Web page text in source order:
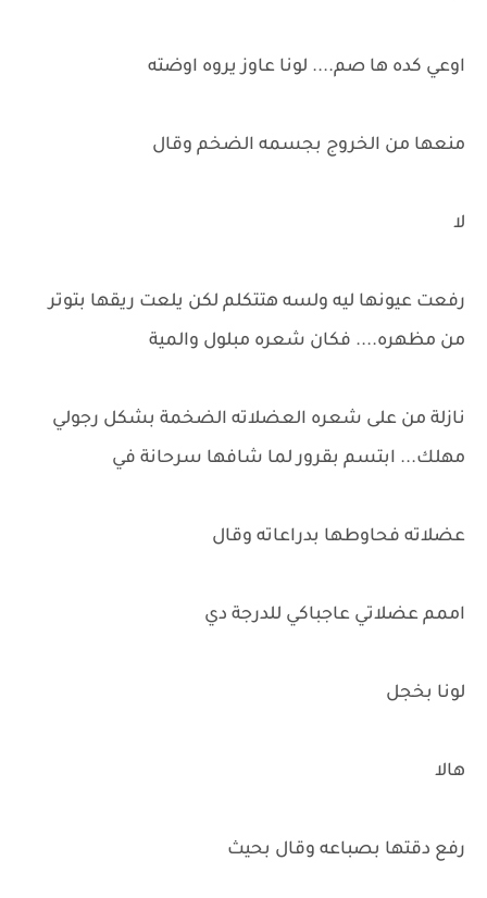
اوعي كده ها صم.... لونا عاوز يروه اوضته
منعها من الخروج بجسمه الضخم وقال
لا
رفعت عيونها ليه ولسه هتتكلم لكن يلعت ريقها بتوتر
من مظهره.... فكان شعره مبلول والمية
نازلة من على شعره العضلاته الضخمة بشكل رجولي
مهلك... ابتسم بقرور لما شافها سرحانة في
عضلاته فحاوطها بدراعاته وقال
اممم عضلاتي عاجباكي للدرجة دي
لونا بخجل
هالا
رفع دقتها بصباعه وقال بحيث